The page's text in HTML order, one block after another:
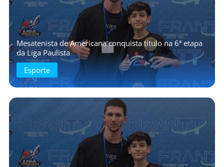
Mesatenista de Americana conquista título na 6ª etapa
da Liga Paulista
Esporte